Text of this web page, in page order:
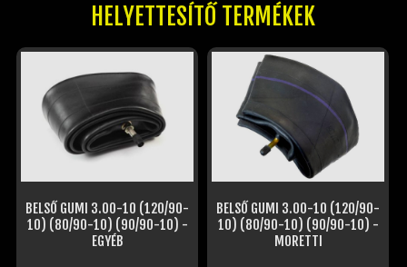
%KÉSZLET KISÖPRÉS%
HELYETTESÍTŐ TERMÉKEK
BELSŐ GUMI 3.00-10 (120/90-
10) (80/90-10) (90/90-10) -
EGYÉB
BELSŐ GUMI 3.00-10 (120/90-
10) (80/90-10) (90/90-10) -
MORETTI